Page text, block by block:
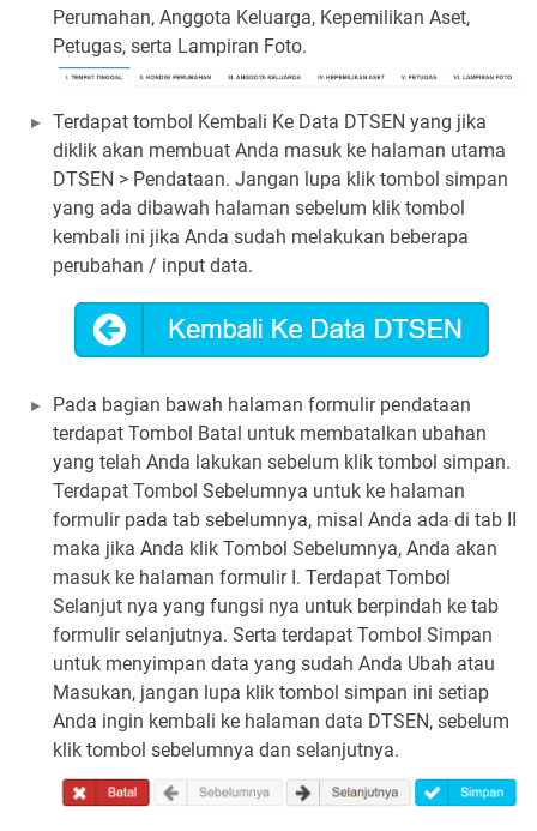
Perumahan, Anggota Keluarga, Kepemilikan Aset,
Petugas, serta Lampiran Foto.
Terdapat tombol Kembali Ke Data DTSEN yang jika
diklik akan membuat Anda masuk ke halaman utama
DTSEN > Pendataan. Jangan lupa klik tombol simpan
yang ada dibawah halaman sebelum klik tombol
kembali ini jika Anda sudah melakukan beberapa
perubahan / input data.
Pada bagian bawah halaman formulir pendataan
terdapat Tombol Batal untuk membatalkan ubahan
yang telah Anda lakukan sebelum klik tombol simpan.
Terdapat Tombol Sebelumnya untuk ke halaman
formulir pada tab sebelumnya, misal Anda ada di tab II
maka jika Anda klik Tombol Sebelumnya, Anda akan
masuk ke halaman formulir I. Terdapat Tombol
Selanjut nya yang fungsi nya untuk berpindah ke tab
formulir selanjutnya. Serta terdapat Tombol Simpan
untuk menyimpan data yang sudah Anda Ubah atau
Masukan, jangan lupa klik tombol simpan ini setiap
Anda ingin kembali ke halaman data DTSEN, sebelum
klik tombol sebelumnya dan selanjutnya.